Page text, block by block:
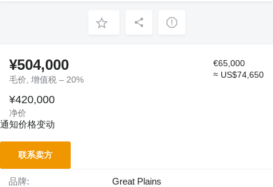
¥504,000
毛价, 增值税 – 20%
€65,000
≈ US$74,650
¥420,000
净价
通知价格变动
联系卖方
品牌: Great Plains